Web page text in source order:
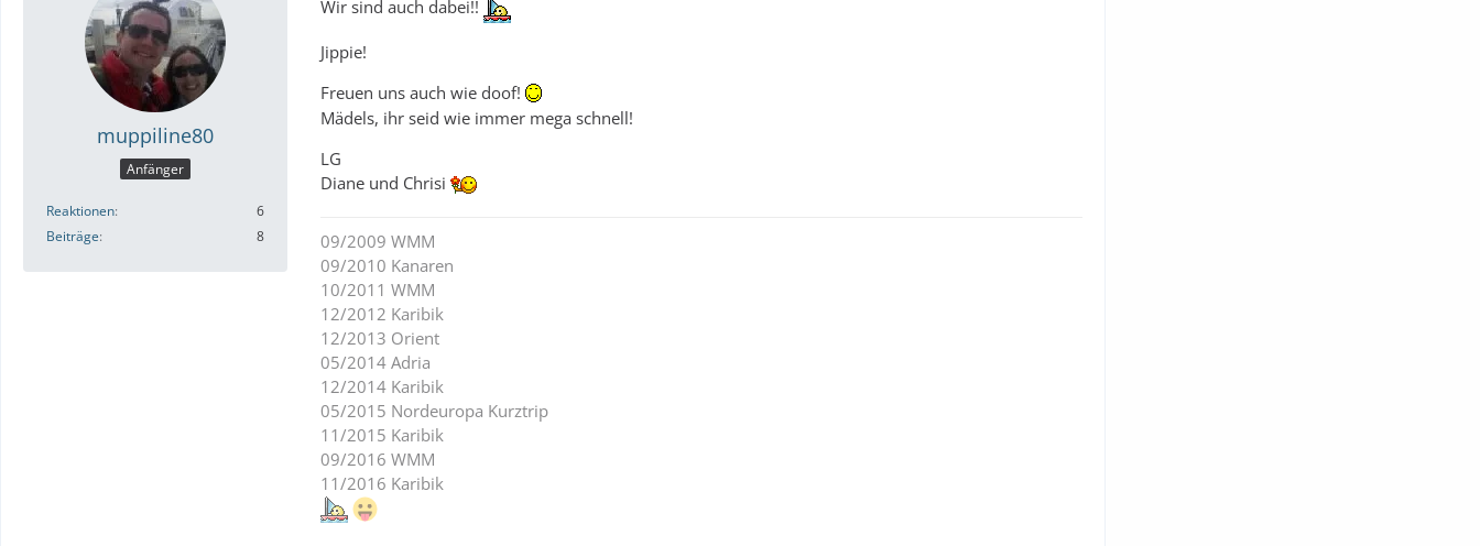
muppiline80
Anfänger
Reaktionen
6
Beiträge
8
Wir sind auch dabei!!
Jippie!
Freuen uns auch wie doof!
Mädels, ihr seid wie immer mega schnell!
LG
Diane und Chrisi
09/2009 WMM
09/2010 Kanaren
10/2011 WMM
12/2012 Karibik
12/2013 Orient
05/2014 Adria
12/2014 Karibik
05/2015 Nordeuropa Kurztrip
11/2015 Karibik
09/2016 WMM
11/2016 Karibik